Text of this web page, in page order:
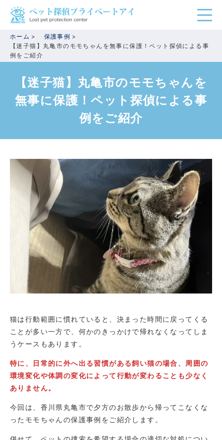
ホーム
保護事例
【迷子猫】丸亀市のモモちゃんを無事に保護！ペット探偵による事
例をご紹介
【迷子猫】丸亀市のモモちゃんを
無事に保護！ペット探偵による事
例をご紹介
猫は行動範囲に慣れていると、決まった時間に戻ってくる
ことが多い一方で、何かのきっかけで帰れなくなってしま
うケースもあります。
特に、日常的に外へ出る習慣がある飼い猫の場合、周囲の
環境変化や体調の変化によって行動が変わることも少なく
ありません。
今回は、香川県丸亀市で夕方のお散歩から帰ってこなくな
ったモモちゃんの保護事例をご紹介します。